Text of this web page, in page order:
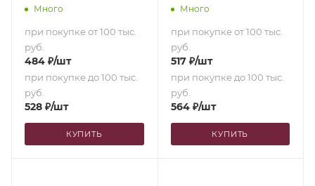
Много
при покупке от 100 тыс.
руб.
484 ₽/шт
при покупке до 100 тыс.
руб.
528 ₽/шт
КУПИТЬ
Много
при покупке от 100 тыс.
руб.
517₽/шт
при покупке до 100 тыс.
руб.
564₽/шт
КУПИТЬ